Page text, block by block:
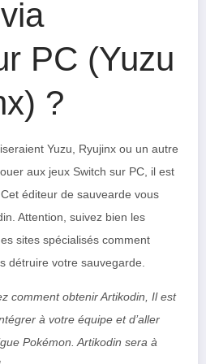
PC (Yuzu
?
Yuzu, Ryujinx ou un autre
aux jeux Switch sur PC, il est
éditeur de sauvearde vous
Attention, suivez bien les
sites spécialisés comment
détruire votre sauvegarde.
comment obtenir Artikodin, Il est
à votre équipe et d’aller
Pokémon. Artikodin sera à